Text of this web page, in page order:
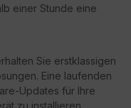
einer Stunde eine
Sie erstklassigen
Eine laufenden
Updates für Ihre
zu installieren.